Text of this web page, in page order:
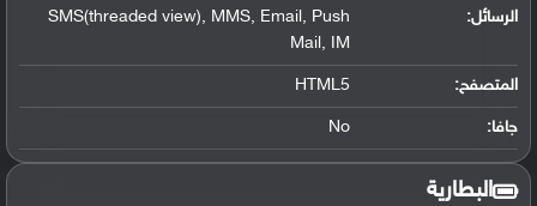
الرسائل:
SMS(threaded view), MMS, Email, Push
Mail, IM
المتصفح: HTML5
جافا: No
البطارية